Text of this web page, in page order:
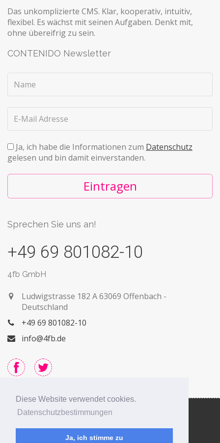
Diese Website verwendet cookies.
Datenschutzbestimmungen
Ja, ich stimme zu
Das unkomplizierte CMS. Klar, kooperativ, intuitiv,
flexibel. Es wächst mit seinen Aufgaben. Denkt mit,
ohne übereifrig zu sein.
CONTENIDO Newsletter
Ja, ich habe die Informationen zum Datenschutz
gelesen und bin damit einverstanden.
Eintragen
Sprechen Sie uns an!
+49 69 801082-10
4fb GmbH
Ludwigstrasse 182 A63069 Offenbach -
Deutschland
+49 69 801082-10
info@4fb.de